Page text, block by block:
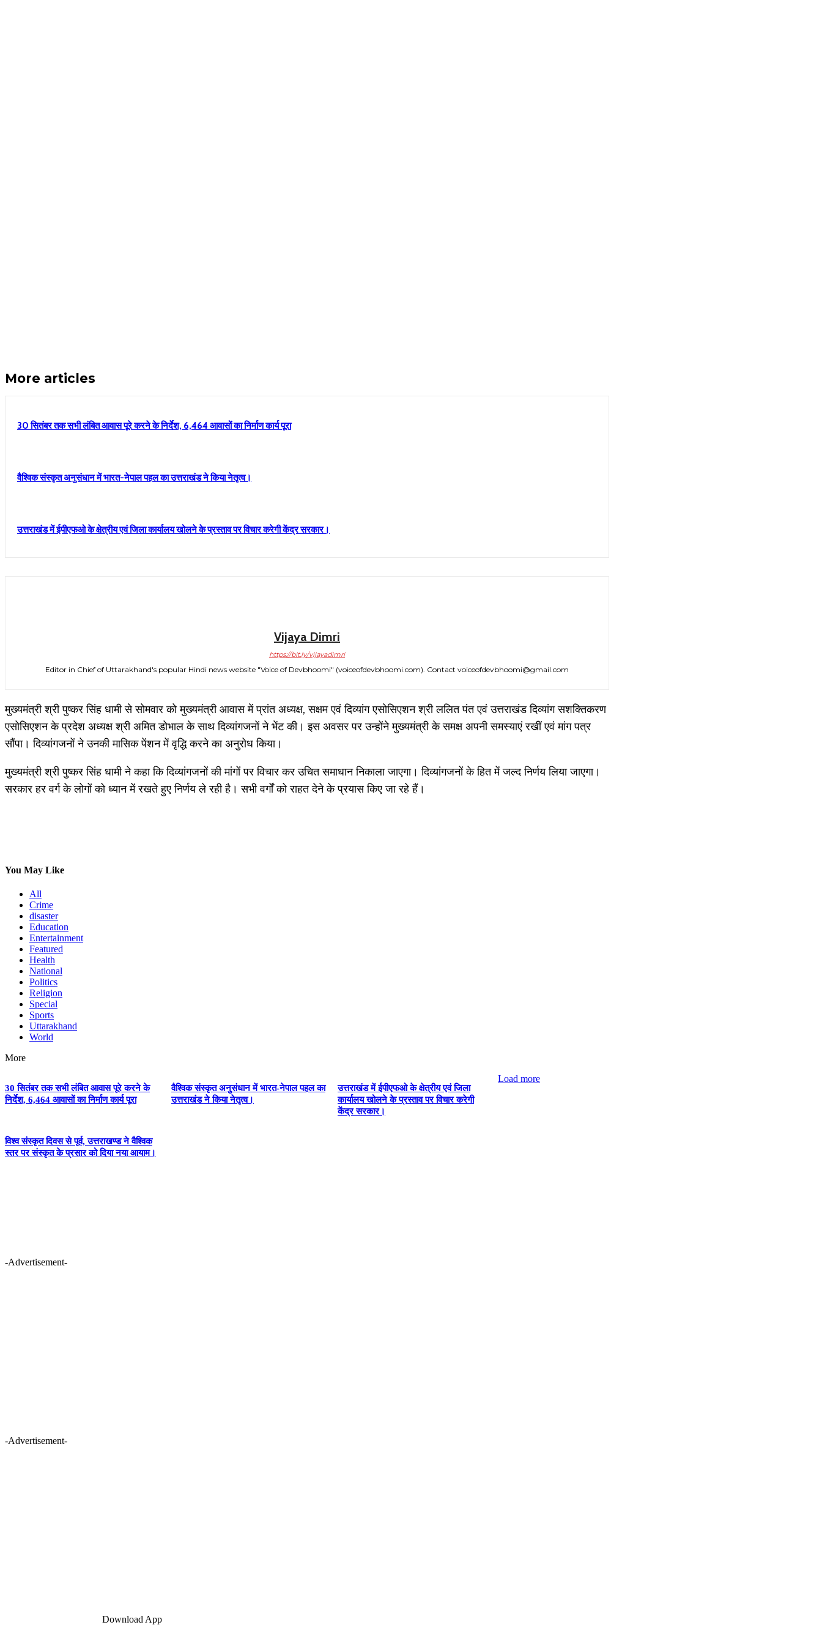
More articles
30 सितंबर तक सभी लंबित आवास पूरे करने के निर्देश, 6,464 आवासों का निर्माण कार्य पूरा
वैश्विक संस्कृत अनुसंधान में भारत-नेपाल पहल का उत्तराखंड ने किया नेतृत्व।
उत्तराखंड में ईपीएफओ के क्षेत्रीय एवं जिला कार्यालय खोलने के प्रस्ताव पर विचार करेगी केंद्र सरकार।
Vijaya Dimri
https://bit.ly/vijayadimri
Editor in Chief of Uttarakhand's popular Hindi news website "Voice of Devbhoomi" (voiceofdevbhoomi.com). Contact voiceofdevbhoomi@gmail.com
मुख्यमंत्री श्री पुष्कर सिंह धामी से सोमवार को मुख्यमंत्री आवास में प्रांत अध्यक्ष, सक्षम एवं दिव्यांग एसोसिएशन श्री ललित पंत एवं उत्तराखंड दिव्यांग सशक्तिकरण
एसोसिएशन के प्रदेश अध्यक्ष श्री अमित डोभाल के साथ दिव्यांगजनों ने भेंट की। इस अवसर पर उन्होंने मुख्यमंत्री के समक्ष अपनी समस्याएं रखीं एवं मांग पत्र
सौंपा। दिव्यांगजनों ने उनकी मासिक पेंशन में वृद्धि करने का अनुरोध किया।
मुख्यमंत्री श्री पुष्कर सिंह धामी ने कहा कि दिव्यांगजनों की मांगों पर विचार कर उचित समाधान निकाला जाएगा। दिव्यांगजनों के हित में जल्द निर्णय लिया जाएगा।
सरकार हर वर्ग के लोगों को ध्यान में रखते हुए निर्णय ले रही है। सभी वर्गों को राहत देने के प्रयास किए जा रहे हैं।
You May Like
All
Crime
disaster
Education
Entertainment
Featured
Health
National
Politics
Religion
Special
Sports
Uttarakhand
World
More
30 सितंबर तक सभी लंबित आवास पूरे करने के
निर्देश, 6,464 आवासों का निर्माण कार्य पूरा
वैश्विक संस्कृत अनुसंधान में भारत-नेपाल पहल का
उत्तराखंड ने किया नेतृत्व।
उत्तराखंड में ईपीएफओ के क्षेत्रीय एवं जिला
कार्यालय खोलने के प्रस्ताव पर विचार करेगी
केंद्र सरकार।
विश्व संस्कृत दिवस से पूर्व, उत्तराखण्ड ने वैश्विक
स्तर पर संस्कृत के प्रसार को दिया नया आयाम।
Load more
-Advertisement-
-Advertisement-
Download App